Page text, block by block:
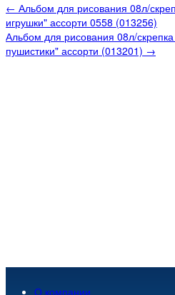
← Альбом для рисования 08л/
игрушки" ассорти 0558 (013256)
Альбом для рисования 08л/
пушистики" ассорти (013201) →
О компании